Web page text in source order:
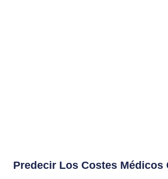
Predecir Los Costes Médicos